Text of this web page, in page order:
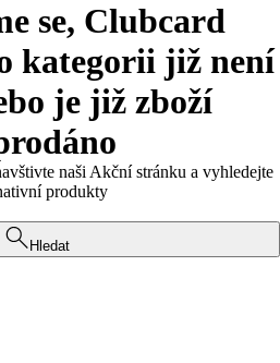
se, Clubcard
kategorii již není
je již zboží
naši Akční stránku a vyhledejte
produkty
Hledat